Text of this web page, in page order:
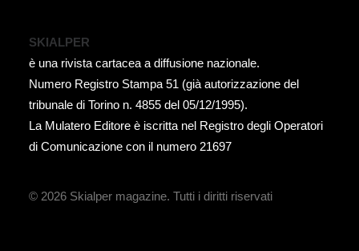
SKIALPER
è una rivista cartacea a diffusione nazionale.
Numero Registro Stampa 51 (già autorizzazione del
tribunale di Torino n. 4855 del 05/12/1995).
La Mulatero Editore è iscritta nel Registro degli Operatori
di Comunicazione con il numero 21697
© 2026 Skialper magazine. Tutti i diritti riservati